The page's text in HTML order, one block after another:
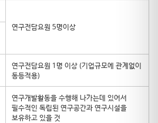
연구전담요원 5명이상
연구전담요원 1명 이상 (기업규모에 관계없이
동등적용)
연구개발활동을 수행해 나가는데 있어서
필수적인 독립된 연구공간과 연구시설을
보유하고 있을 것